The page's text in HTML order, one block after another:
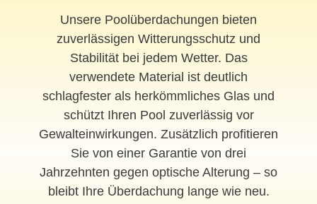
Unsere Poolüberdachungen bieten
zuverlässigen Witterungsschutz und
Stabilität bei jedem Wetter. Das
verwendete Material ist deutlich
schlagfester als herkömmliches Glas und
schützt Ihren Pool zuverlässig vor
Gewalteinwirkungen. Zusätzlich profitieren
Sie von einer Garantie von drei
Jahrzehnten gegen optische Alterung – so
bleibt Ihre Überdachung lange wie neu.